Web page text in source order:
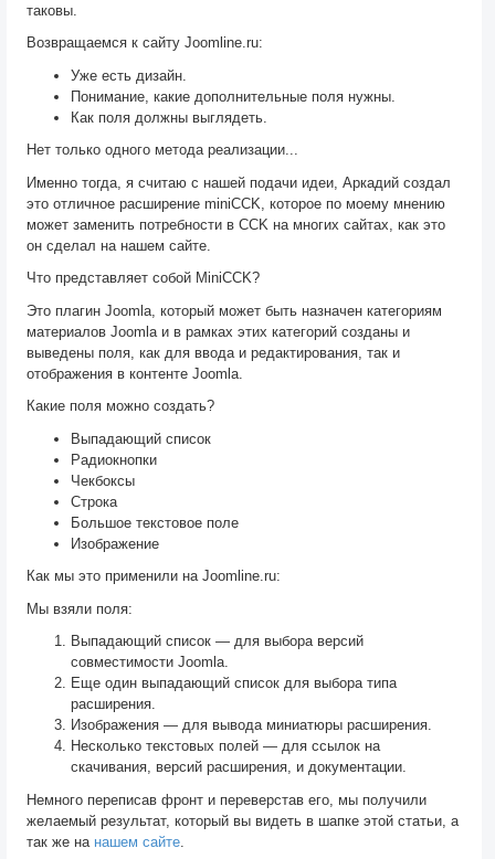
таковы.
Возвращаемся к сайту Joomline.ru:
Уже есть дизайн.
Понимание, какие дополнительные поля нужны.
Как поля должны выглядеть.
Нет только одного метода реализации...
Именно тогда, я считаю с нашей подачи идеи, Аркадий создал
это отличное расширение miniCCK, которое по моему мнению
может заменить потребности в CCK на многих сайтах, как это
он сделал на нашем сайте.
Что представляет собой MiniCCK?
Это плагин Joomla, который может быть назначен категориям
материалов Joomla и в рамках этих категорий созданы и
выведены поля, как для ввода и редактирования, так и
отображения в контенте Joomla.
Какие поля можно создать?
Выпадающий список
Радиокнопки
Чекбоксы
Строка
Большое текстовое поле
Изображение
Как мы это применили на Joomline.ru:
Мы взяли поля:
Выпадающий список — для выбора версий
совместимости Joomla.
Еще один выпадающий список для выбора типа
расширения.
Изображения — для вывода миниатюры расширения.
Несколько текстовых полей — для ссылок на
скачивания, версий расширения, и документации.
Немного переписав фронт и переверстав его, мы получили
желаемый результат, который вы видеть в шапке этой статьи, а
так же на нашем сайте